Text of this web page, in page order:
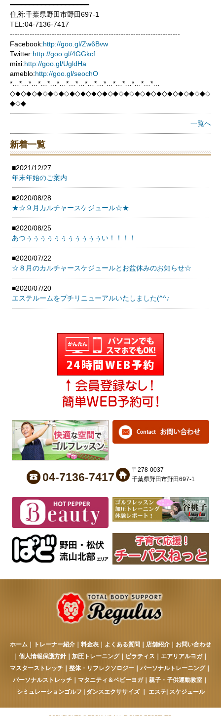
━━━━━━━━━━━━━━━━━━━━
住所:千葉県野田市野田697-1
TEL:04-7136-7417
---------------------------------------------------------------------
Facebook:http://goo.gl/Zw6Bvw
Twitter:http://goo.gl/4GGkcf
mixi:http://goo.gl/UgldHa
ameblo:http://goo.gl/seochO
*…*…*…*…*…*…*…*…*…*…*…*…*…*…*…*…
◇◆◇◆◇◆◇◆◇◆◇◆◇◆◇◆◇◆◇◆◇◆◇◆◇◆◇◆◇◆◇◆◇◆◇◆◇
◆◇◆
一覧へ
新着一覧
■2021/12/27
年末年始のご案内
■2020/08/28
★☆９月カルチャースケジュール☆★
■2020/08/25
あつぅぅぅぅぅぅぅぅぅぅぅい！！！！
■2020/07/22
☆８月のカルチャースケジュールとお盆休みのお知らせ☆
■2020/07/20
エステルームをプチリニューアルいたしました(^^♪
04-7136-7417
〒278-0037
千葉県野田市野田697-1
ホーム トレーナー紹介 料金表 よくある質問 店舗紹介
お問い合わせ
個人情報保護方針｜ 加圧トレーニング｜ ピラティス エアリアルヨガ｜
マスターストレッチ
整体・リフレクソロジー パーソナルトレーニング｜
パーソナルストレッチ
マタニティ＆ベビーヨガ｜ 親子・子供運動教室
シミュレーションゴルフ
ダンスエクササイズ｜ エステ| スケジュール